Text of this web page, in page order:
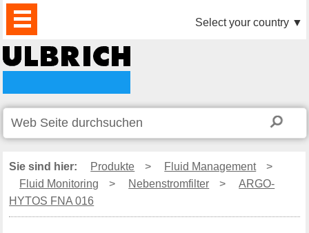
PRODUKTE
AKTUELLES
DOWNLOAD
VIDEO
PARTNER
UNTERNEHMEN
KONTAKTE Select your country ▼
Sie sind hier: Produkte > Fluid Management
>
Fluid Monitoring
> Nebenstromfilter >
ARGO-
HYTOS FNA 016